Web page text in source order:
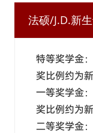
法硕/J.D.新
特等奖学金
奖比例约为
一等奖学金
奖比例约为
二等奖学金